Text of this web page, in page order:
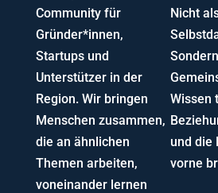
Community für
Gründer*innen,
Startups und
Unterstützer in der
Region. Wir bringen
Menschen zusammen,
die an ähnlichen
Themen arbeiten,
voneinander lernen
Nicht
Wissen
und die
vorne